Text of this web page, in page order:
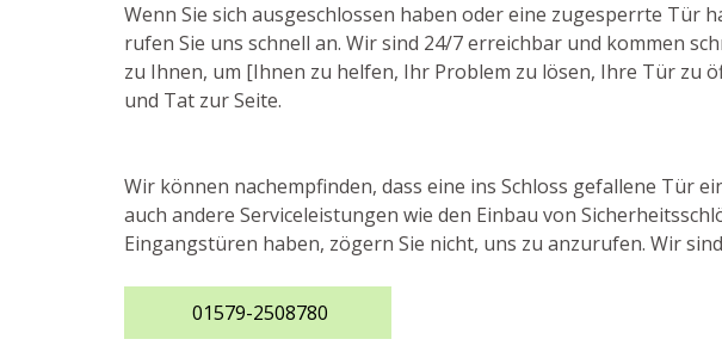
Wenn Sie sich ausgeschlossen haben oder eine zugesperrte Tür
rufen Sie uns schnell an. Wir sind 24/7 erreichbar und kommen
zu Ihnen, um [Ihnen zu helfen, Ihr Problem zu lösen, Ihre Tür
und Tat zur Seite.
Wir können nachempfinden, dass eine ins Schloss gefallene Tür
auch andere Serviceleistungen wie den Einbau von
Eingangstüren haben, zögern Sie nicht, uns zu anzurufen. Wir
01579-2508780